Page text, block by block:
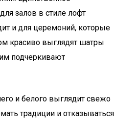
залов в стиле лофт
и для церемоний, которые
красиво выглядят шатры
подчеркивают
и белого выглядит свежо
традиции и отказываться